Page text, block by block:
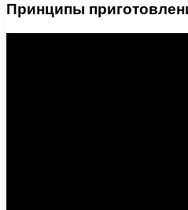
Принципы